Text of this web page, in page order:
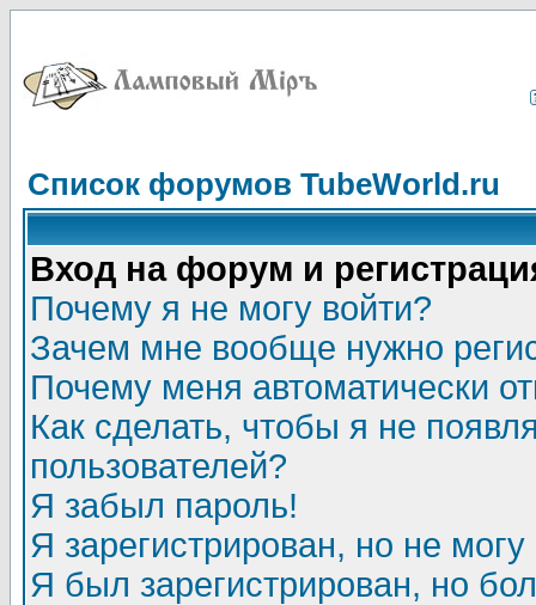
Список форумов TubeWorld.ru
Вход на форум и
Почему я не могу войти?
Зачем мне вообще нужно
Почему меня автоматически
Как сделать, чтобы я не
пользователей?
Я забыл пароль!
Я зарегистрирован, но не могу
Я был зарегистрирован, но